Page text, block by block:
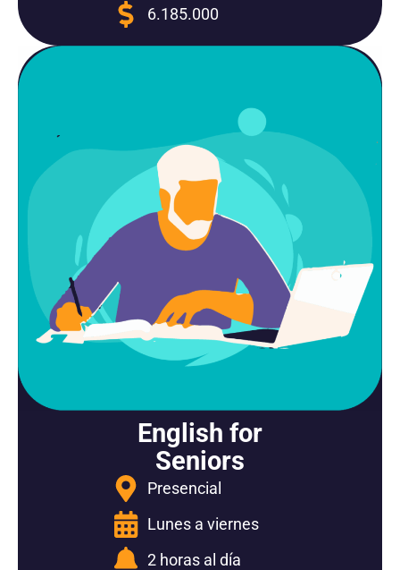
6.185.000
English for
Seniors
Presencial
Lunes a viernes
2 horas al día